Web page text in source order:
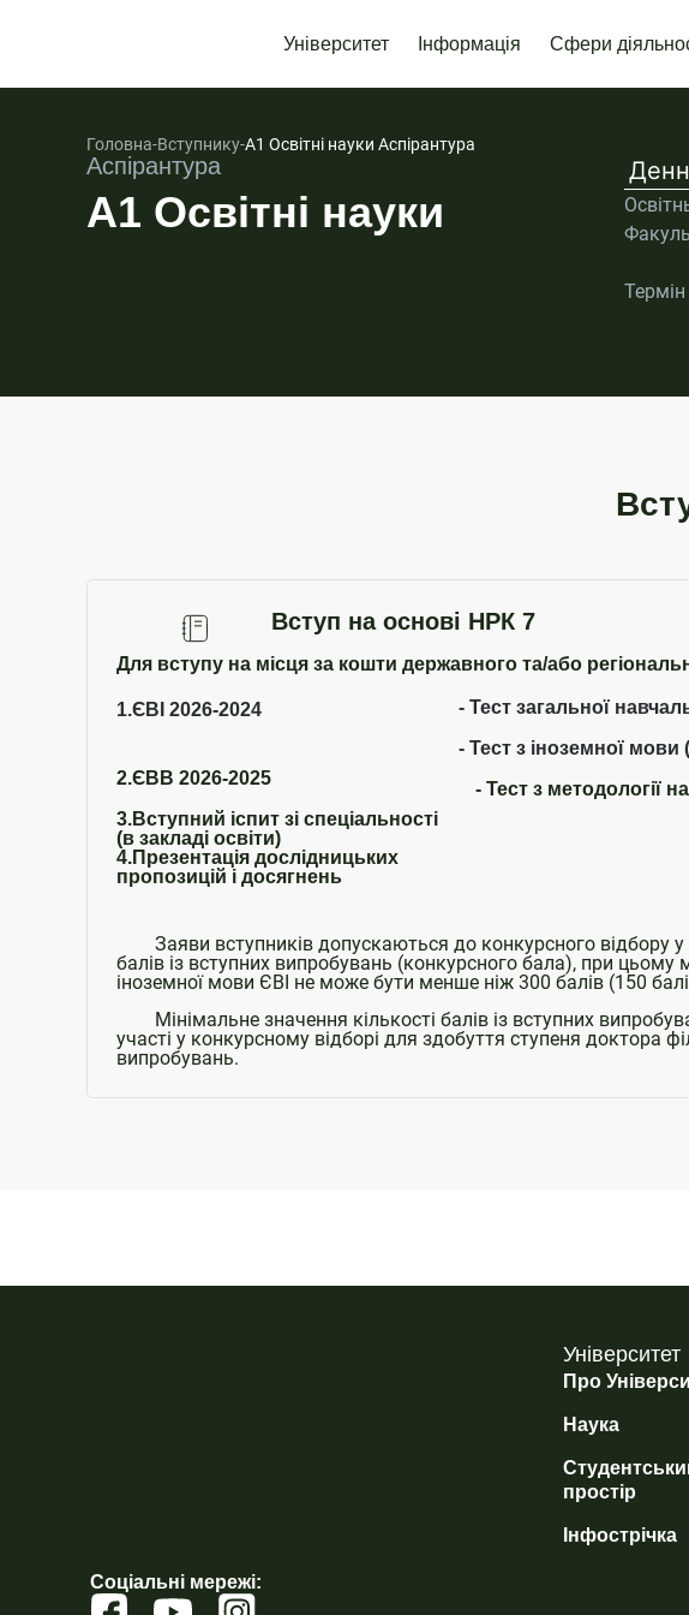
Університет Інформація Сфери
Головна-Вступнику-А1 Освітні науки Аспірантура
Аспірантура
А1 Освітні науки
Вступ на основі НРК 7
Для вступу на місця за кошти державного та/або
1.ЄВІ 2026-2024
- Тест загальної
- Тест з іноземної мови
2.ЄВВ 2026-2025
- Тест з методології
3.Вступний іспит зі спеціальності
(в закладі освіти)
4.Презентація дослідницьких
пропозицій і досягнень
Заяви вступників допускаються до конкурсного відбору у
балів із вступних випробувань (конкурсного бала), при цьому
іноземної мови ЄВІ не може бути менше ніж 300 балів (150
Мінімальне значення кількості балів із вступних
участі у конкурсному відборі для здобуття ступеня доктора
випробувань.
Соціальні мережі:
Університет
Про
Наука
простір
Інфострічка